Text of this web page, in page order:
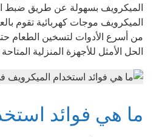
الميكرويف بسهولة عن طريق ضبط
الميكرويف موجات كهربائية تقوم
من أسرع الأدوات لتسخين الطعام
الحل الأمثل للأجهزة المنزلية
ما هي فوائد